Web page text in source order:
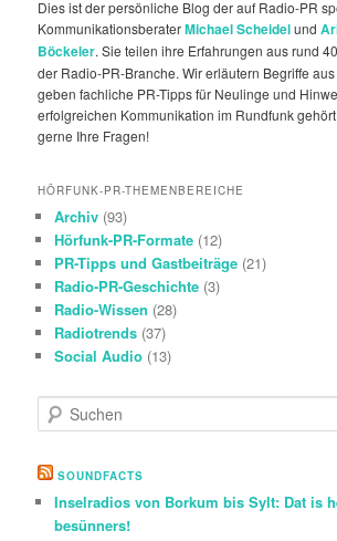
Dies ist der persönliche Blog der auf Radio-PR
KommunikationsberaterMichael Scheidelund
Böckeler. Sie teilen ihre Erfahrungen aus rund
der Radio-PR-Branche. Wir erläutern Begriffe
geben fachliche PR-Tipps für Neulinge und
erfolgreichen Kommunikation im Rundfunk
gerne Ihre Fragen!
HÖRFUNK-PR-THEMENBEREICHE
Archiv (93)
Hörfunk-PR-Formate (12)
PR-Tipps und Gastbeiträge (21)
Radio-PR-Geschichte (3)
Radio-Wissen (28)
Radiotrends (37)
Social Audio (13)
u
h
SOUNDFACTS
Inselradios von Borkum bis Sylt: Dat is
besünners!